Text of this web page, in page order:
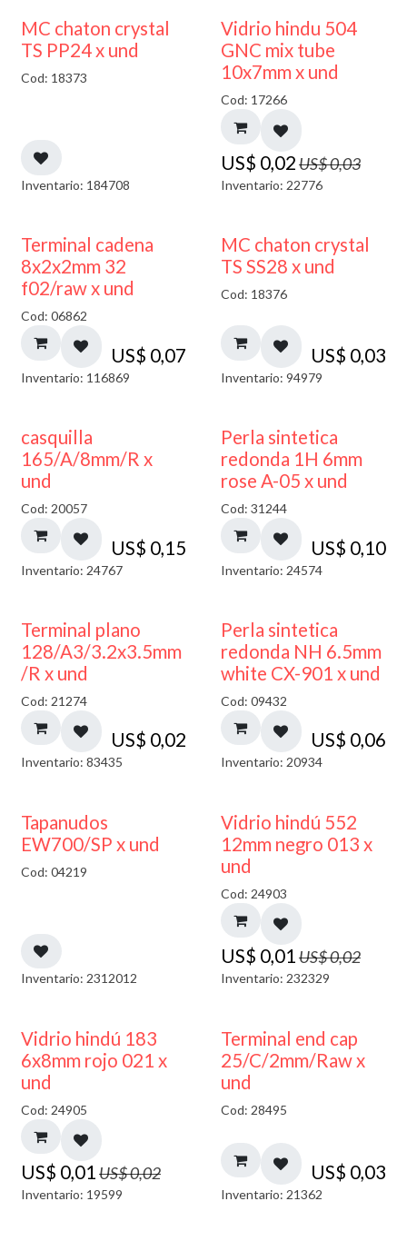
MC chaton crystal
TS PP24 x und
Cod: 18373
Inventario: 184708
40% DESCUENTO
Vidrio hindu 504
GNC mix tube
10x7mm x und
Cod: 17266
US$ 0,02US$0,03
Inventario: 22776
Terminal cadena
8x2x2mm 32
f02/raw x und
Cod: 06862
US$ 0,07
Inventario: 116869
MC chaton crystal
TS SS28 x und
Cod: 18376
US$ 0,03
Inventario: 94979
casquilla
165/A/8mm/R x
und
Cod: 20057
US$ 0,15
Inventario: 24767
Perla sintetica
redonda 1H 6mm
rose A-05 x und
Cod: 31244
US$ 0,10
Inventario: 24574
Terminal plano
128/A3/3.2x3.5mm
/R x und
Cod: 21274
US$ 0,02
Inventario: 83435
Perla sintetica
redonda NH 6.5mm
white CX-901 x und
Cod: 09432
US$ 0,06
Inventario: 20934
50% DESCUENTO
Tapanudos
EW700/SP x und
Cod: 04219
Inventario: 2312012
40% DESCUENTO
Vidrio hindú 552
12mm negro 013 x
und
Cod: 24903
US$ 0,01US$0,02
Inventario: 232329
40% DESCUENTO
Vidrio hindú 183
6x8mm rojo 021 x
und
Cod: 24905
US$ 0,01US$0,02
Inventario: 19599
Terminal end cap
25/C/2mm/Raw x
und
Cod: 28495
US$ 0,03
Inventario: 21362